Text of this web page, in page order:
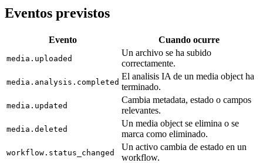
Eventos previstos
Evento Cuando ocurre
media.uploaded
Un archivo se ha subido
correctamente.
media.analysis.completed
El analisis IA de un media object ha
terminado.
media.updated
Cambia metadata, estado o campos
relevantes.
media.deleted
Un media object se elimina o se
marca como eliminado.
workflow.status_changed
Un activo cambia de estado en un
workflow.